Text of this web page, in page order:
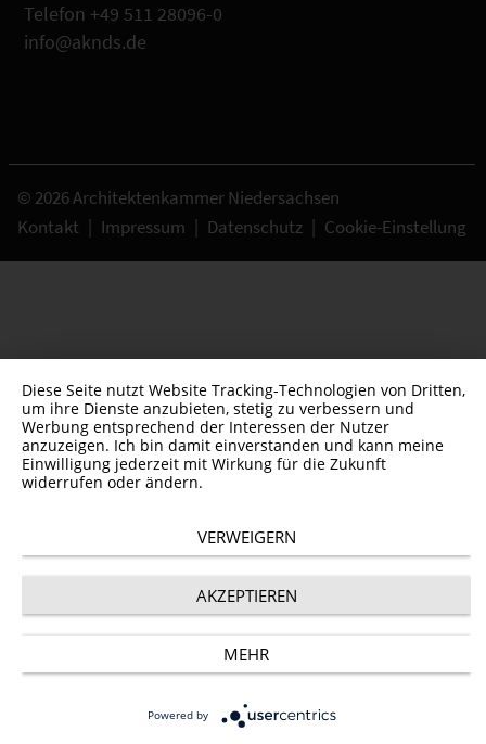
Telefon +49 511 28096-0
info@aknds.de
© 2026 Architektenkammer Niedersachsen
Kontakt | Impressum | Datenschutz | Cookie-Einstellung
Diese Seite nutzt Website Tracking-Technologien von Dritten,
um ihre Dienste anzubieten, stetig zu verbessern und
Werbung entsprechend der Interessen der Nutzer
anzuzeigen. Ich bin damit einverstanden und kann meine
Einwilligung jederzeit mit Wirkung für die Zukunft
widerrufen oder ändern.
VERWEIGERN
AKZEPTIEREN
MEHR
Powered by